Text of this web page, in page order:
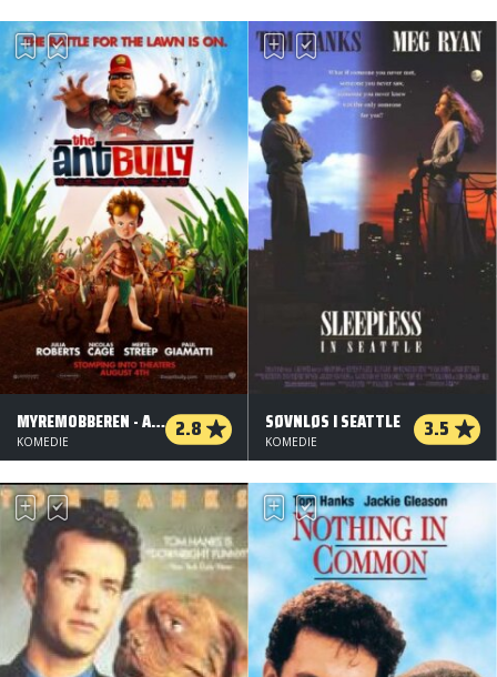
MYREMOBBEREN - ANT BULLY (ORG. VERSION) 2.8
KOMEDIE
SØVNLØS I SEATTLE 3.5
KOMEDIE